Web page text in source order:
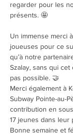
regarder pour les
présents. 🤩
Un immense merci
joueuses pour ce
qu’à notre
Szalay, sans qui
pas possible. 🤝
Merci également à
Subway Pointe-au-
contribution en
17 jeunes dans leur
Bonne semaine et